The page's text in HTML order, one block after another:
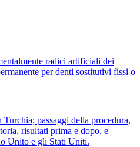
radici artificiali dei
per denti sostitutivi fissi o
passaggi della procedura,
risultati prima e dopo, e
Unito e gli Stati Uniti.